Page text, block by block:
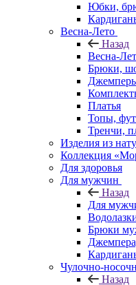
Юбки,
Весна-Лето
Назад
Весна-
Брюки,
Платья
Топы,
Тренчи,
Изделия из
Коллекция
Для здоровья
Для мужчин
Назад
Для
Брюки
Чулочно-
Назад